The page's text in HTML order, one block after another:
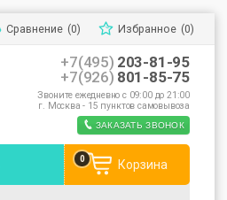
Сравнение (0) Избранное (0)
+7(495) 203-81-95
+7(926) 801-85-75
Звоните ежедневно с 09:00 до 21:00
г. Москва - 15 пунктов самовывоза
ЗАКАЗАТЬ ЗВОНОК
Корзина
0